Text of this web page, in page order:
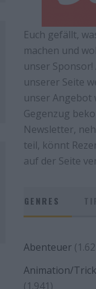
Euch gefällt,
machen und
unser Sponsor!
unserer Seite
unser Angebot
Gegenzug
Newsletter,
teil, könnt
auf der Seite
GENRES
Abenteuer
Animation/
(1.941)